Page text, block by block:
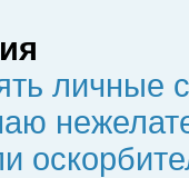
личные